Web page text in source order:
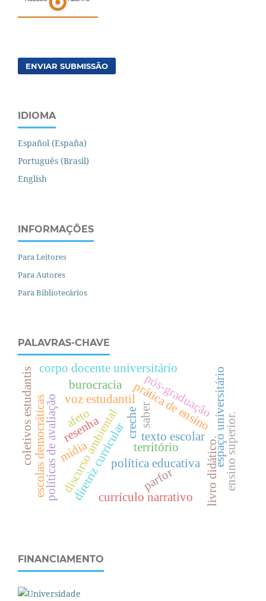
ENVIAR SUBMISSÃO
IDIOMA
Español (España)
Português (Brasil)
English
INFORMAÇÕES
Para Leitores
Para Autores
Para Bibliotecários
PALAVRAS-CHAVE
resenha
território
diretriz curricular
prática de ensino
texto escolar
políticas de avaliação espaço universitário
pós-graduação
saber
corpo docente universitário
política educativa
discurso ambiental
mídia livro didático.
escolas democráticas parfor
voz estudantil
creche
e
n
s
i
n
o
s
u
p
e
r
i
o
r
.
coletivos estudantis
currículo narrativo
afeto
burocracia
FINANCIAMENTO